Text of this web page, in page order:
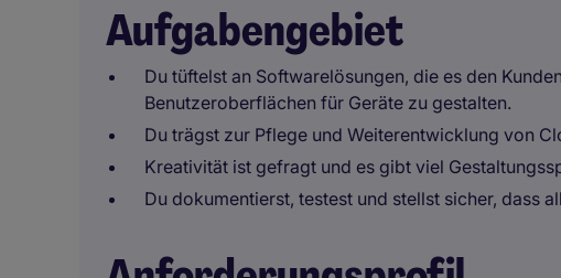
Aufgabengebiet
Du tüftelst an Softwarelösungen, die es den
Benutzeroberflächen für Geräte zu gestalten.
Du trägst zur Pflege und Weiterentwicklung von
Kreativität ist gefragt und es gibt viel
Du dokumentierst, testest und stellst sicher, dass